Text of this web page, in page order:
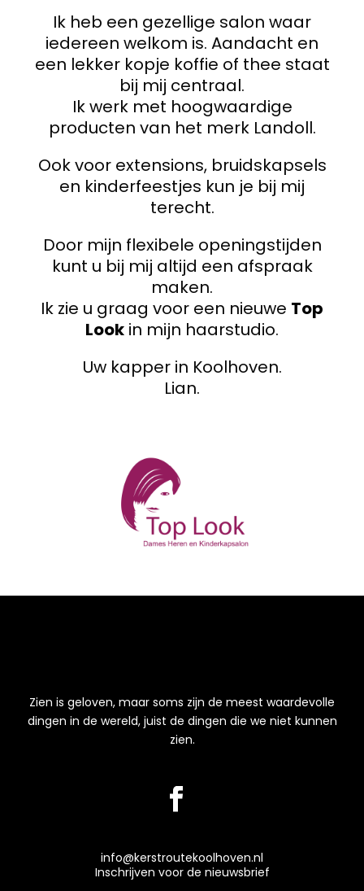
Ik heb een gezellige salon waar
iedereen welkom is. Aandacht en
een lekker kopje koffie of thee staat
bij mij centraal.
Ik werk met hoogwaardige
producten van het merk Landoll.
Ook voor extensions, bruidskapsels
en kinderfeestjes kun je bij mij
terecht.
Door mijn flexibele openingstijden
kunt u bij mij altijd een afspraak
maken.
Ik zie u graag voor een nieuwe Top
Look in mijn haarstudio.
Uw kapper in Koolhoven.
Lian.
Zien is geloven, maar soms zijn de meest waardevolle
dingen in de wereld, juist de dingen die we niet kunnen
zien.
info@kerstroutekoolhoven.nl
Inschrijven voor de nieuwsbrief